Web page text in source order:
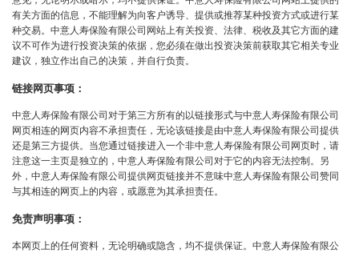
有关方面的信息，不能理解为向客户诱导、提供或推荐某种投资方式或进行某
种交易。中意人寿保险有限公司网站上有关投资、法律、税收及其它方面的建
议不可作为进行投资决策的依据，您必须在做出投资决策前获取其它相关专业
建议，独立作出自己的决策，并自行负责。
链接网页事项：
中意人寿保险有限公司对于第三方所有的以链接形式与中意人寿保险有限公司
网页相连的网页内容不承担责任，无论该链接是由中意人寿保险有限公司提供
还是第三方提供。当您通过链接进入一个非中意人寿保险有限公司网页时，请
注意这一主页是独立的，中意人寿保险有限公司对于它的内容无法控制。另
外，中意人寿保险有限公司提供网页链接并不意味中意人寿保险有限公司赞同
与其相连的网页上的内容，或愿意为其承担责任。
免责声明事项：
本网页上的任何资料，无论明确或隐含，均不提供保证。中意人寿保险有限公